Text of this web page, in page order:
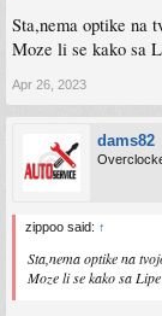
Sta,nema optike na
Moze li se kako sa
Apr 26, 2023
dams82
zippoo said: ↑
Sta,nema optike na
Moze li se kako sa